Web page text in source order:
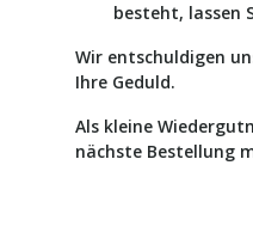
besteht, lassen
Wir entschuldigen
Ihre Geduld.
Als kleine
nächste Bestellung